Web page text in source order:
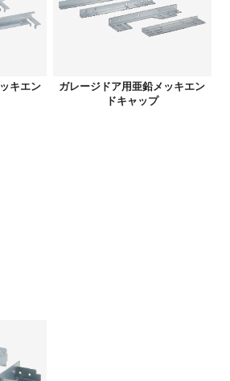
キエン
ガレージドア用亜鉛メッキエン
ドキャップ